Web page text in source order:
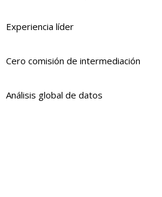
Experiencia líder
Cero comisión de intermediación
Análisis global de datos